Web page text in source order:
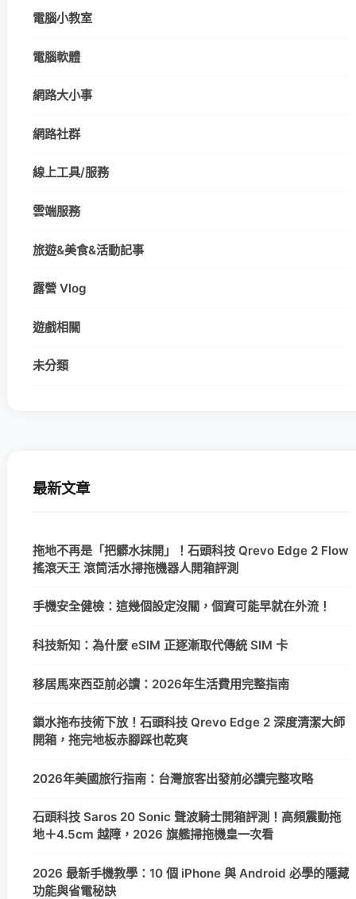
電腦小教室
電腦軟體
網路大小事
網路社群
線上工具/服務
雲端服務
旅遊&美食&活動記事
露營 Vlog
遊戲相關
未分類
最新文章
拖地不再是「把髒水抹開」！石頭科技 Qrevo Edge 2 Flow
搖滾天王 滾筒活水掃拖機器人開箱評測
手機安全健檢：這幾個設定沒關，個資可能早就在外流！
科技新知：為什麼 eSIM 正逐漸取代傳統 SIM 卡
移居馬來西亞前必讀：2026年生活費用完整指南
鎖水拖布技術下放！石頭科技 Qrevo Edge 2 深度清潔大師
開箱，拖完地板赤腳踩也乾爽
2026年美國旅行指南：台灣旅客出發前必讀完整攻略
石頭科技 Saros 20 Sonic 聲波騎士開箱評測！高頻震動拖
地＋4.5cm 越障，2026 旗艦掃拖機皇一次看
2026 最新手機教學：10 個 iPhone 與 Android 必學的隱藏
功能與省電秘訣